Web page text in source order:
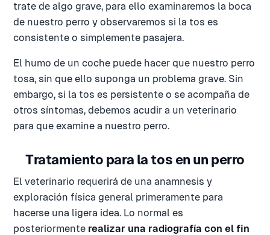
trate de algo grave, para ello examinaremos la boca
de nuestro perro y observaremos si la tos es
consistente o simplemente pasajera.
El humo de un coche puede hacer que nuestro perro
tosa, sin que ello suponga un problema grave. Sin
embargo, si la tos es persistente o se acompaña de
otros síntomas, debemos acudir a un veterinario
para que examine a nuestro perro.
Tratamiento para la tos en un perro
El veterinario requerirá de una anamnesis y
exploración física general primeramente para
hacerse una ligera idea. Lo normal es
posteriormente realizar una radiografía con el fin